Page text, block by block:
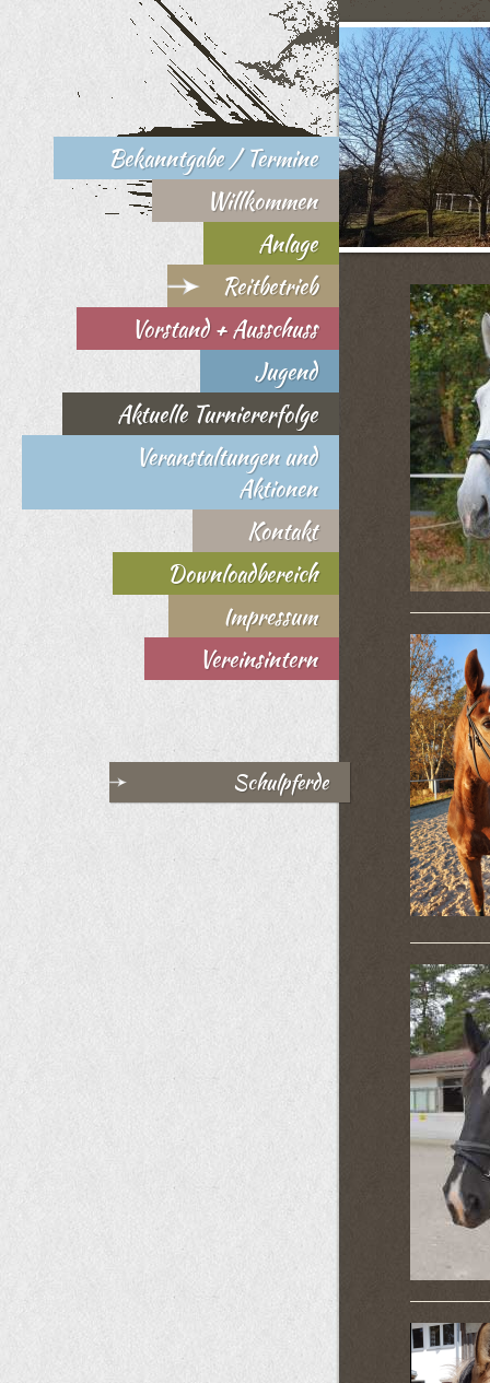
Bekanntgabe / Termine
Willkommen
Anlage
Reitbetrieb
Vorstand + Ausschuss
Jugend
Aktuelle Turniererfolge
Veranstaltungen und
Aktionen
Kontakt
Downloadbereich
Impressum
Vereinsintern
Schulpferde